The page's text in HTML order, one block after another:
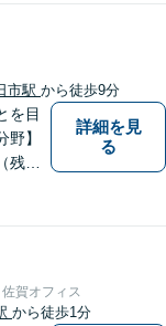
お受
気
。
市駅 から徒歩9分
を目
】
残
詳細を見
る
賀オフィス
から徒歩1分